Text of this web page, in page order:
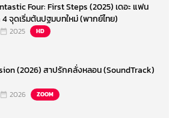
Four: First Steps (2025) เดอะ แฟน
จุดเริ่มต้นปฐมบทใหม่ (พากย์ไทย)
2025 HD
(2026) สาปรักคลั่งหลอน (SoundTrack)
2026 ZOOM